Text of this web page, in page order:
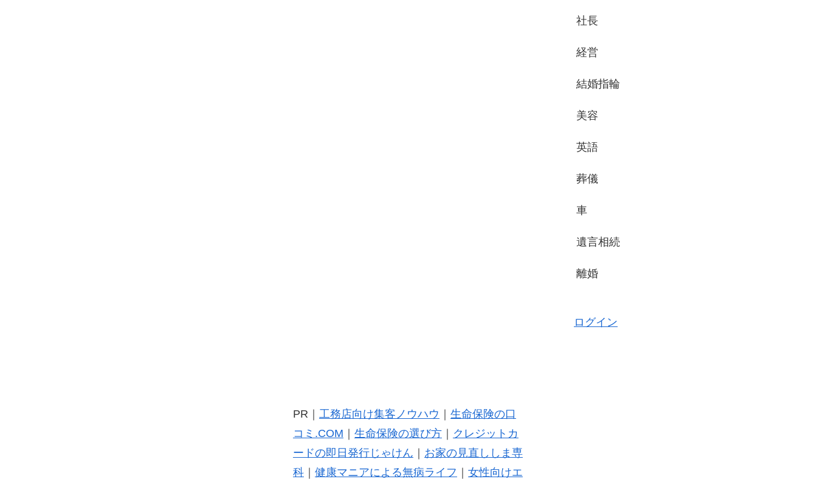
社長
経営
結婚指輪
美容
英語
葬儀
車
遺言相続
離婚
ログイン
PR｜ 工務店向け集客ノウハウ
生命保険の口
コミ.COM
生命保険の選び方｜
クレジットカ
ードの即日発行じゃけん
お家の見直ししま専
科｜ 健康マニアによる無病ライフ 女性向けエ